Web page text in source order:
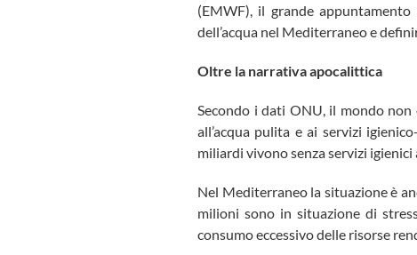
(EMWF), il grande
dell’acqua nel Mediterraneo e
Oltre la narrativa apocalittica
Secondo i dati ONU, il mondo
all’acqua pulita e ai servizi
miliardi vivono senza servizi igienici
Nel Mediterraneo la situazione è
milioni sono in situazione di
consumo eccessivo delle risorse